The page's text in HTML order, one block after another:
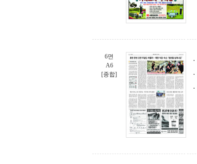
6면
A6
[종합]